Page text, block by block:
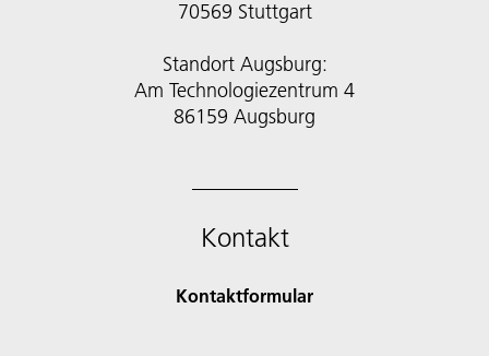
70569 Stuttgart
Standort Augsburg:
Am Technologiezentrum 4
86159 Augsburg
Kontakt
Kontaktformular